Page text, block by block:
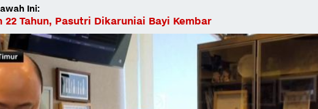
Ini:
22 Tahun, Pasutri Dikaruniai Bayi Kembar